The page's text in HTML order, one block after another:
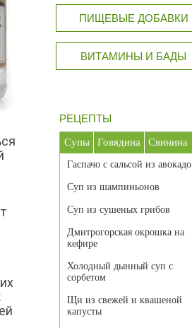
ПИЩЕВЫЕ ДОБАВКИ
ВИТАМИНЫ И БАДЫ
РЕЦЕПТЫ
Супы Говядина Свинина
Гаспачо с сальсой из авокадо
Суп из шампиньонов
Суп из сушеных грибов
Дмитрогорская окрошка на
кефире
Холодный дынный суп с
сорбетом
Щи из свежей и квашеной
капусты